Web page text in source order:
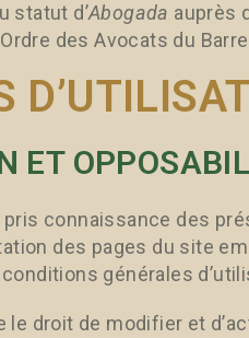
statut d’Abogada auprès
des Avocats du
ET
connaissance des
des pages du site
générales
le droit de modifier et